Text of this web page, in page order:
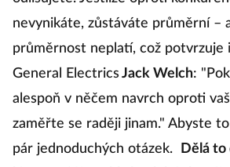
nevynikáte, zůstáváte průměrní –
průměrnost neplatí, což potvrzuje
General Electrics Jack Welch:
alespoň v něčem navrch oproti
zaměřte se raději jinam." Abyste
pár jednoduchých otázek.
Dělá to